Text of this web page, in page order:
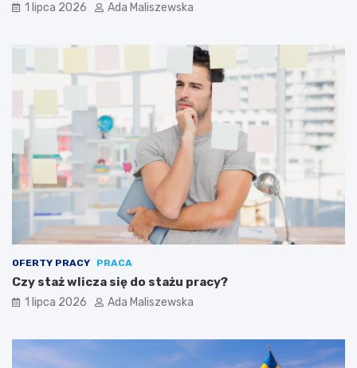
1 lipca 2026 Ada Maliszewska
OFERTY PRACY PRACA
Czy staż wlicza się do stażu pracy?
1 lipca 2026 Ada Maliszewska